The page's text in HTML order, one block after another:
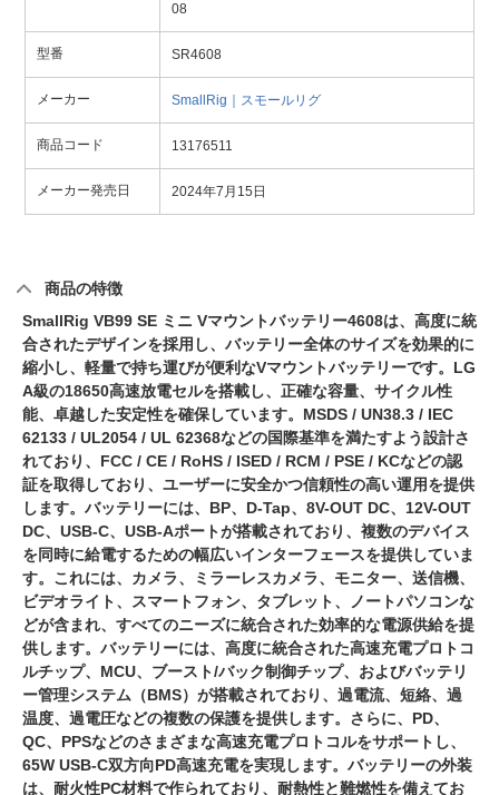
08
型番 SR4608
メーカー SmallRig｜スモールリグ
商品コード 13176511
メーカー発売日 2024年7月15日
商品の特徴
SmallRig VB99 SE ミニ Vマウントバッテリー4608は、高度に統
合されたデザインを採用し、バッテリー全体のサイズを効果的に
縮小し、軽量で持ち運びが便利なVマウントバッテリーです。LG
A級の18650高速放電セルを搭載し、正確な容量、サイクル性
能、卓越した安定性を確保しています。MSDS / UN38.3 / IEC
62133 / UL2054 / UL 62368などの国際基準を満たすよう設計さ
れており、FCC / CE / RoHS / ISED / RCM / PSE / KCなどの認
証を取得しており、ユーザーに安全かつ信頼性の高い運用を提供
します。バッテリーには、BP、D-Tap、8V-OUT DC、12V-OUT
DC、USB-C、USB-Aポートが搭載されており、複数のデバイス
を同時に給電するための幅広いインターフェースを提供していま
す。これには、カメラ、ミラーレスカメラ、モニター、送信機、
ビデオライト、スマートフォン、タブレット、ノートパソコンな
どが含まれ、すべてのニーズに統合された効率的な電源供給を提
供します。バッテリーには、高度に統合された高速充電プロトコ
ルチップ、MCU、ブースト/バック制御チップ、およびバッテリ
ー管理システム（BMS）が搭載されており、過電流、短絡、過
温度、過電圧などの複数の保護を提供します。さらに、PD、
QC、PPSなどのさまざまな高速充電プロトコルをサポートし、
65W USB-C双方向PD高速充電を実現します。バッテリーの外装
は、耐火性PC材料で作られており、耐熱性と難燃性を備えてお